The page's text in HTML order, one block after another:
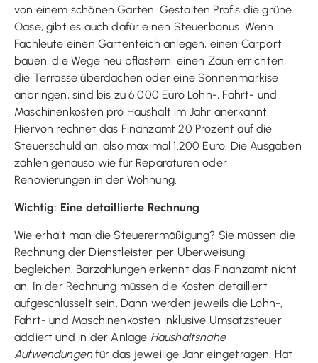
von einem schönen Garten. Gestalten Profis die grüne
Oase, gibt es auch dafür einen Steuerbonus. Wenn
Fachleute einen Gartenteich anlegen, einen Carport
bauen, die Wege neu pflastern, einen Zaun errichten,
die Terrasse überdachen oder eine Sonnenmarkise
anbringen, sind bis zu 6.000 Euro Lohn-, Fahrt- und
Maschinenkosten pro Haushalt im Jahr anerkannt.
Hiervon rechnet das Finanzamt 20 Prozent auf die
Steuerschuld an, also maximal 1.200 Euro. Die Ausgaben
zählen genauso wie für Reparaturen oder
Renovierungen in der Wohnung.
Wichtig: Eine detaillierte Rechnung
Wie erhält man die Steuerermäßigung? Sie müssen die
Rechnung der Dienstleister per Überweisung
begleichen. Barzahlungen erkennt das Finanzamt nicht
an. In der Rechnung müssen die Kosten detailliert
aufgeschlüsselt sein. Dann werden jeweils die Lohn-,
Fahrt- und Maschinenkosten inklusive Umsatzsteuer
addiert und in der Anlage Haushaltsnahe
Aufwendungenfür das jeweilige Jahr eingetragen. Hat